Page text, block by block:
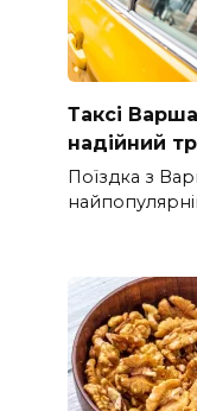
Таксі
надійний
Поїздка з